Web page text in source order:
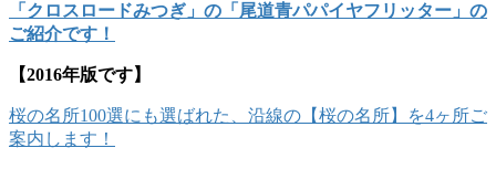
「クロスロードみつぎ」の「尾道青パパイヤフリッター」の
ご紹介です！
【2016年版です】
桜の名所100選にも選ばれた、沿線の【桜の名所】を4ヶ所ご
案内します！